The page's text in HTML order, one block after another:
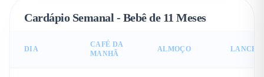
Cardápio Semanal - Bebê de 11 Meses
DIA
CAFÉ DA
MANHÃ
ALMOÇO LANCHE